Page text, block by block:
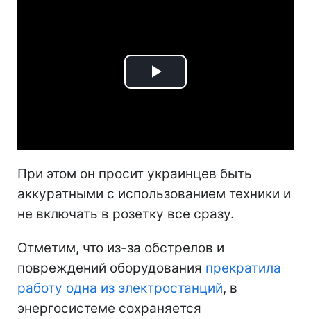
Play
При этом он просит украинцев быть
аккуратными с использованием техники и
не включать в розетку все сразу.
Отметим, что из-за обстрелов и
повреждений оборудования прекратила
работу одна из электростанций, в
энергосистеме сохраняется